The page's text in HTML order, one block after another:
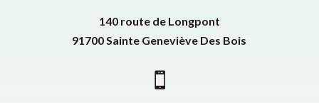
140 route de Longpont
91700 Sainte Geneviève Des Bois
